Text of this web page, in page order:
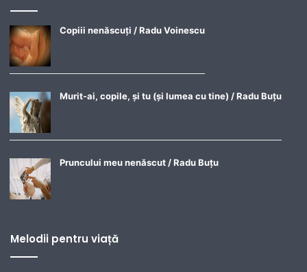
Copiii nenăscuți / Radu Voinescu
Murit-ai, copile, și tu (și lumea cu tine) / Radu Buțu
Pruncului meu nenăscut / Radu Buțu
Melodii pentru viață